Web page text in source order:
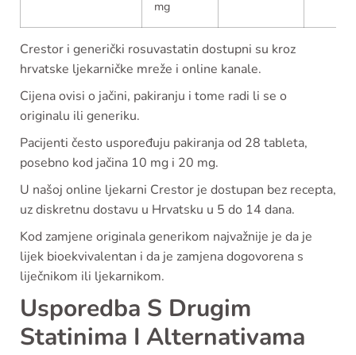
mg
Crestor i generički rosuvastatin dostupni su kroz
hrvatske ljekarničke mreže i online kanale.
Cijena ovisi o jačini, pakiranju i tome radi li se o
originalu ili generiku.
Pacijenti često uspoređuju pakiranja od 28 tableta,
posebno kod jačina 10 mg i 20 mg.
U našoj online ljekarni Crestor je dostupan bez recepta,
uz diskretnu dostavu u Hrvatsku u 5 do 14 dana.
Kod zamjene originala generikom najvažnije je da je
lijek bioekvivalentan i da je zamjena dogovorena s
liječnikom ili ljekarnikom.
Usporedba S Drugim
Statinima I Alternativama